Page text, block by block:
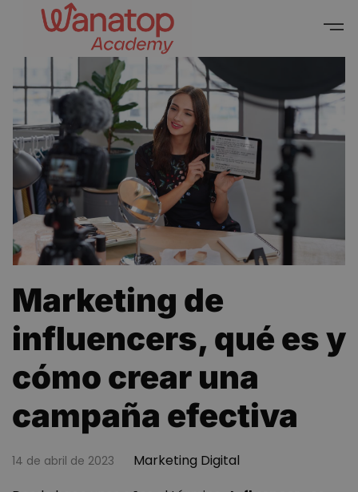
Marketing de
influencers, qué es y
cómo crear una
campaña efectiva
14 de abril de 2023
Marketing Digital